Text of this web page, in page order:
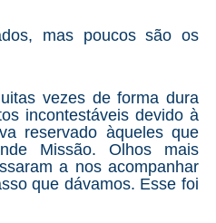
mas poucos são os
vezes de forma dura
incontestáveis devido à
reservado àqueles que
Missão. Olhos mais
a nos acompanhar
que dávamos. Esse foi